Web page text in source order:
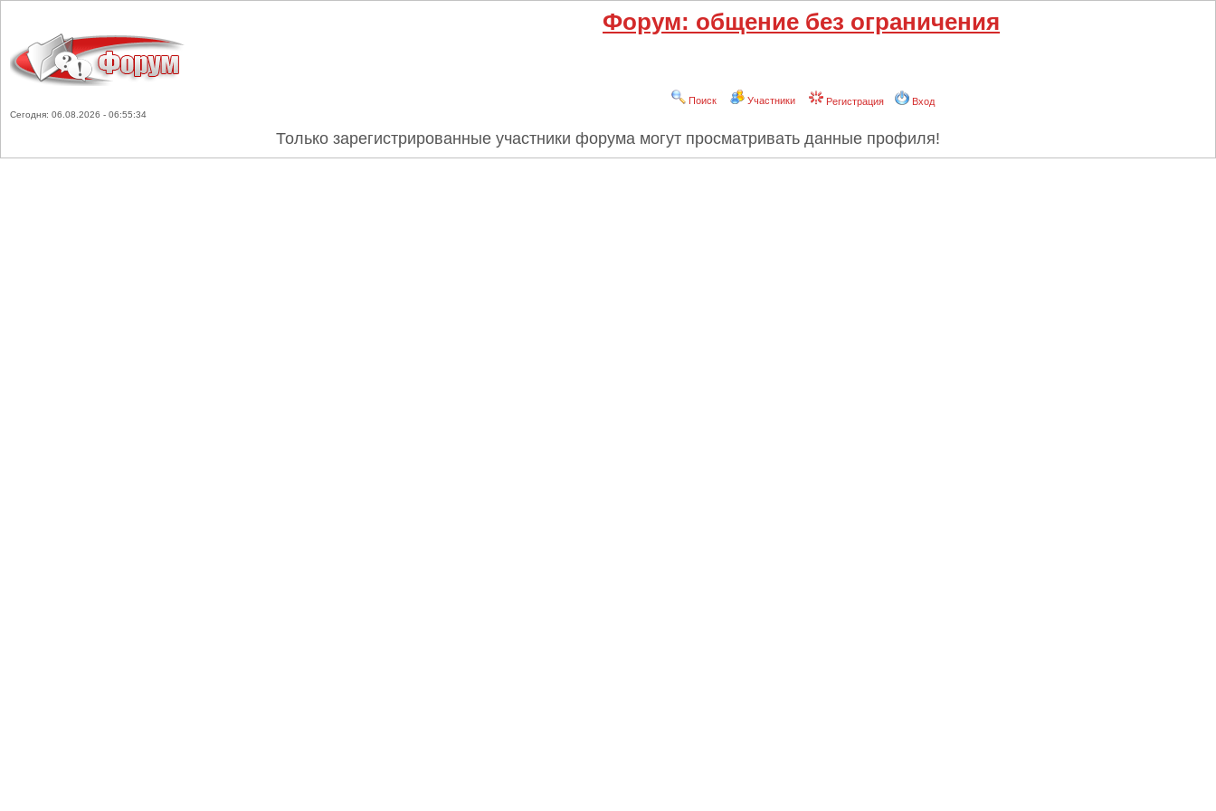
Форум: общение без ограничения
Поиск Участники Регистрация Вход
Сегодня: 06.08.2026 - 06:55:34
Только зарегистрированные участники форума могут просматривать данные профиля!